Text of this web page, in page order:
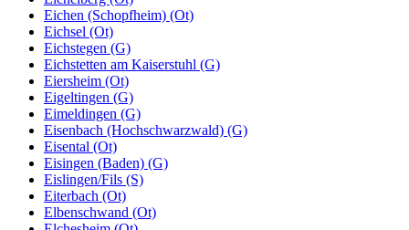
Eichen (Schopfheim) (Ot)
Eichsel (Ot)
Eichstegen (G)
Eichstetten am Kaiserstuhl (G)
Eiersheim (Ot)
Eigeltingen (G)
Eimeldingen (G)
Eisenbach (Hochschwarzwald) (G)
Eisental (Ot)
Eisingen (Baden) (G)
Eislingen/Fils (S)
Eiterbach (Ot)
Elbenschwand (Ot)